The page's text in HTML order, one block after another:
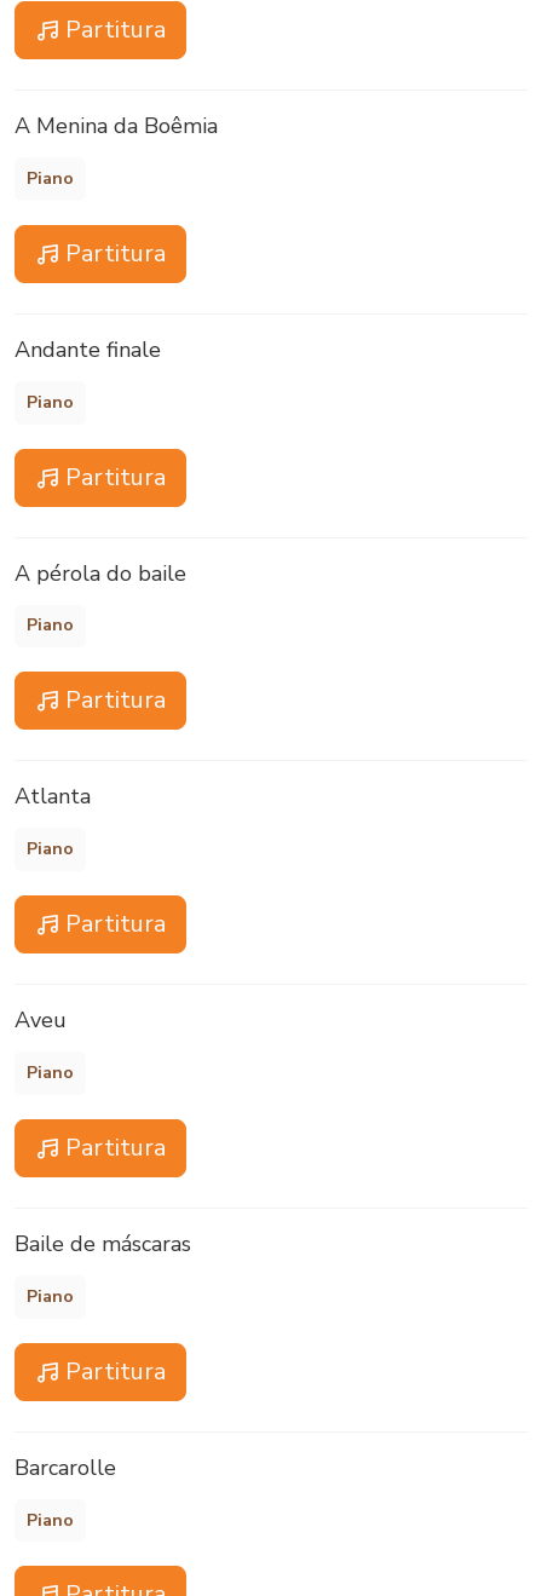
Partitura
A Menina da Boêmia
Piano
Partitura
Andante finale
Piano
Partitura
A pérola do baile
Piano
Partitura
Atlanta
Piano
Partitura
Aveu
Piano
Partitura
Baile de máscaras
Piano
Partitura
Barcarolle
Piano